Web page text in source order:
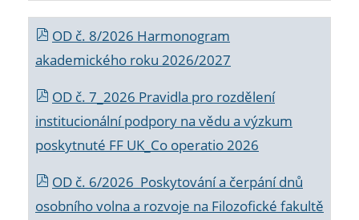
OD č. 8/2026 Harmonogram
akademického roku 2026/2027
OD č. 7_2026 Pravidla pro rozdělení
institucionální podpory na vědu a výzkum
poskytnuté FF UK_Co operatio 2026
OD č. 6/2026 Poskytování a čerpání dnů
osobního volna a rozvoje na Filozofické fakultě